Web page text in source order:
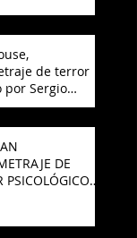
de terror
Sergio
seleccionado
México
DE
PSICOLÓGICO